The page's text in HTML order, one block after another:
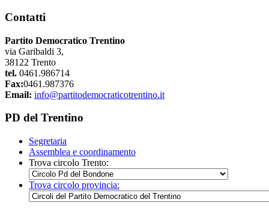
Contatti
Partito Democratico Trentino
via Garibaldi 3,
38122 Trento
tel. 0461.986714
Fax:0461.987376
Email: info@partitodemocraticotrentino.it
PD del Trentino
Segretaria
Assemblea e coordinamento
Trova circolo Trento:
Trova circolo provincia: